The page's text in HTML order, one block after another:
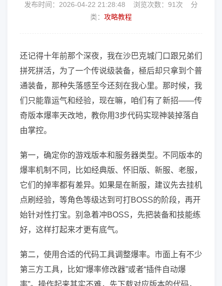
发布时间：2026-04-22 21:28:48 浏览次数： 91次 分
类： 攻略教程
还记得十年前那个深夜，我在沙巴克城门口跟兄弟们
拼死拼活，为了一个传说级装备，極后却只拿到个普
通装备，那种失落感至今还刻在我心里。那时候，我
们只能靠运气和经验，现在嘛，咱们有了新招——传
奇版本爆率天改地，教你用3步代码实现神装掉落自
由掌控。
第一，确定你的游戏版本和服务器类型。不同版本的
爆率机制不同，比如经典版、怀旧版、新服、老服，
它们的掉率都有差异。如果是在新服，建议先去挂机
点刷经验，等角色等级达到可打BOSS的阶段，再开
始针对性打宝。别急着冲BOSS，先把装备和技能练
好，这样打起来才更有底气。
第二，使用合适的代码工具调整爆率。市面上有不少
第三方工具，比如“爆率修改器”或者“插件自动爆
率”。操作起来其实不难，先下载对应版本的代码，